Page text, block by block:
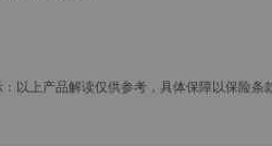
以上产品解读仅供参考，具体保障以保险